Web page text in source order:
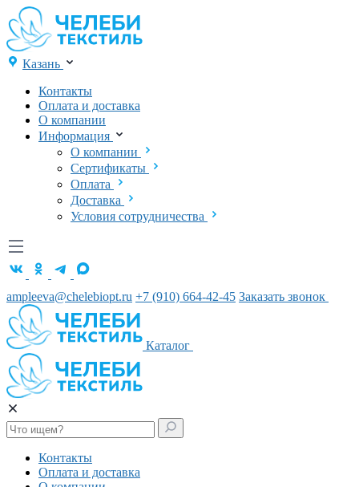
Казань
Контакты
Оплата и доставка
О компании
Информация
О компании
Сертификаты
Оплата
Доставка
Условия сотрудничества
ampleeva@chelebiopt.ru +7 (910) 664-42-45 Заказать звонок
Каталог
Контакты
Оплата и доставка